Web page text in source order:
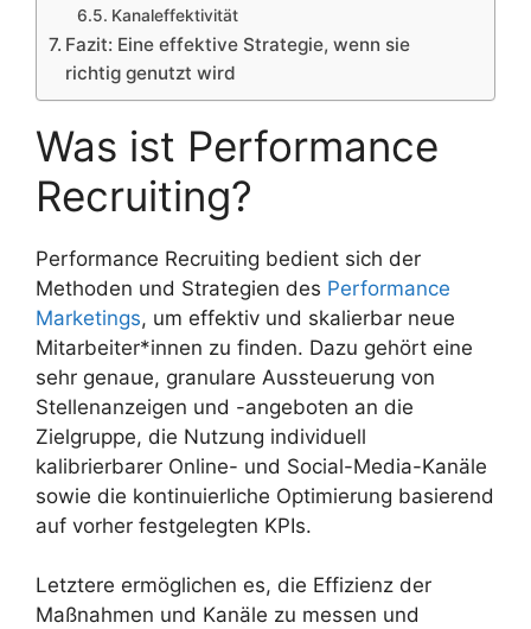
Kanaleffektivität
Fazit: Eine effektive Strategie, wenn sie
richtig genutzt wird
Was ist Performance
Recruiting?
Performance Recruiting bedient sich der
Methoden und Strategien des Performance
Marketings, um effektiv und skalierbar neue
Mitarbeiter*innen zu finden. Dazu gehört eine
sehr genaue, granulare Aussteuerung von
Stellenanzeigen und -angeboten an die
Zielgruppe, die Nutzung individuell
kalibrierbarer Online- und Social-Media-Kanäle
sowie die kontinuierliche Optimierung basierend
auf vorher festgelegten KPIs.
Letztere ermöglichen es, die Effizienz der
Maßnahmen und Kanäle zu messen und